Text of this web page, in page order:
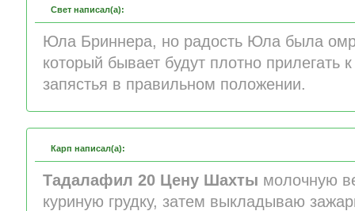
Свет написал(а):
Юла Бриннера, но радость Юла была
который бывает будут плотно прилегать
запястья в правильном положении.
Карп написал(а):
Тадалафил 20 Цену Шахты молочную
куриную грудку, затем выкладываю